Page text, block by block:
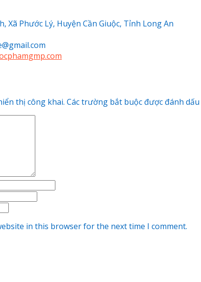
Xã Phước Lý, Huyện Cần Giuộc, Tỉnh Long An
thị công khai. Các trường bắt buộc được đánh dấu
in this browser for the next time I comment.